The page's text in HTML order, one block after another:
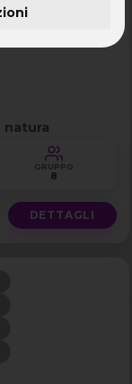
natura
GRUPPO
8
DETTAGLI